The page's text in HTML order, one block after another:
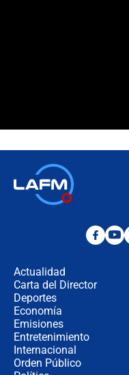
Actualidad
Carta del Director
Deportes
Economía
Emisiones
Entretenimiento
Internacional
Orden Público